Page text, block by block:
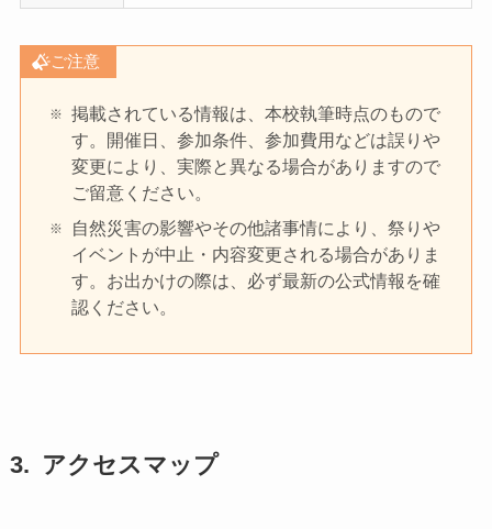
ご注意
掲載されている情報は、本校執筆時点のもので
す。開催日、参加条件、参加費用などは誤りや
変更により、実際と異なる場合がありますので
ご留意ください。
自然災害の影響やその他諸事情により、祭りや
イベントが中止・内容変更される場合がありま
す。お出かけの際は、必ず最新の公式情報を確
認ください。
アクセスマップ